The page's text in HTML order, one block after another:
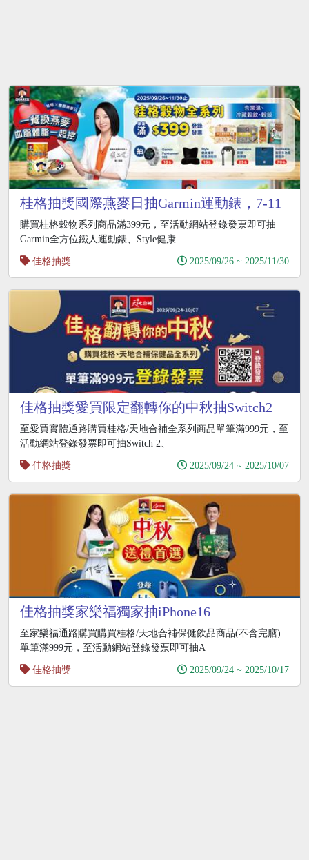
桂格抽獎國際燕麥日抽Garmin運動錶，7-11
加碼抽Switch2
購買桂格穀物系列商品滿399元，至活動網站登錄發票即可抽
Garmin全方位鐵人運動錶、Style健康
佳格抽獎
2025/09/26 ~ 2025/11/30
佳格抽獎愛買限定翻轉你的中秋抽Switch2
至愛買實體通路購買桂格/天地合補全系列商品單筆滿999元，至
活動網站登錄發票即可抽Switch 2、
佳格抽獎
2025/09/24 ~ 2025/10/07
佳格抽獎家樂福獨家抽iPhone16
至家樂福通路購買購買桂格/天地合補保健飲品商品(不含完膳)
單筆滿999元，至活動網站登錄發票即可抽A
佳格抽獎
2025/09/24 ~ 2025/10/17